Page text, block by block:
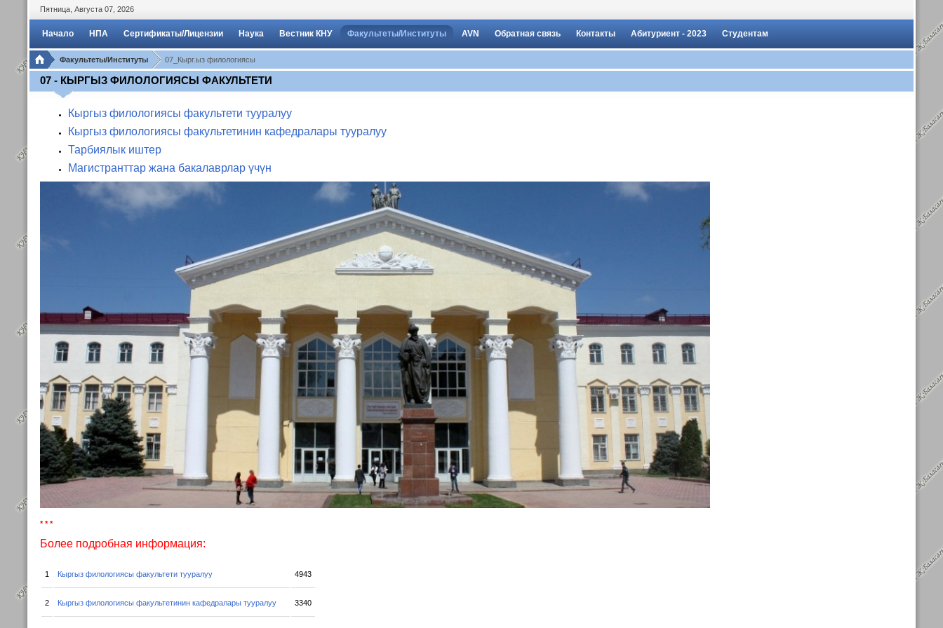
Пятница Августа 07 2026
Начало НПА Сертификаты/Лицензии Наука Вестник КНУ Факультеты/Институты AVN Обратная связь Контакты Абитуриент - 2023 Студентам
Факультеты/Институты 07_Кырг.ыз филологиясы
07 - КЫРГЫЗ ФИЛОЛОГИЯСЫ ФАКУЛЬТЕТИ
Кыргыз филологиясы факультети тууралуу
Кыргыз филологиясы факультетинин кафедралары тууралуу
Тарбиялык иштер
Магистранттар жана бакалаврлар үчүн
* * *
Более подробная информация:
1 Кыргыз филологиясы факультети тууралуу 4943
2 Кыргыз филологиясы факультетинин кафедралары тууралуу 3340